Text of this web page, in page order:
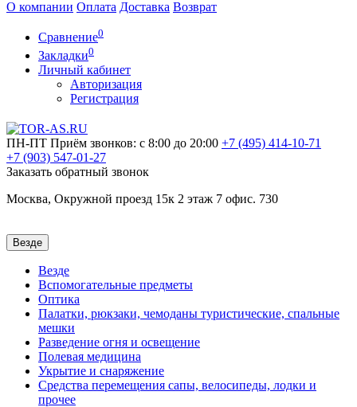
О компании Оплата Доставка Возврат
Сравнение0
Закладки0
Личный кабинет
Авторизация
Регистрация
ПН-ПТ Приём звонков: с 8:00 до 20:00 +7 (495) 414-10-71
+7 (903) 547-01-27
Заказать обратный звонок
Москва, Окружной проезд 15к 2 этаж 7 офис. 730
Везде
Везде
Вспомогательные предметы
Оптика
Палатки, рюкзаки, чемоданы туристические, спальные
мешки
Разведение огня и освещение
Полевая медицина
Укрытие и снаряжение
Средства перемещения сапы, велосипеды, лодки и
прочее